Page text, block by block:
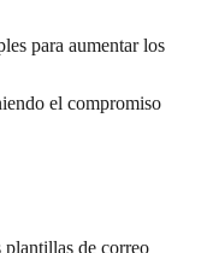
para aumentar los
el compromiso
de correo